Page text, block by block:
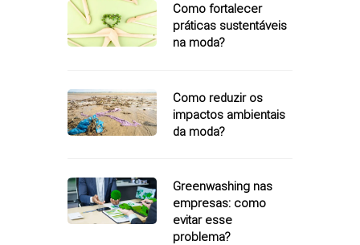
Como fortalecer
práticas sustentáveis
na moda?
Como reduzir os
impactos ambientais
da moda?
Greenwashing nas
empresas: como
evitar esse
problema?